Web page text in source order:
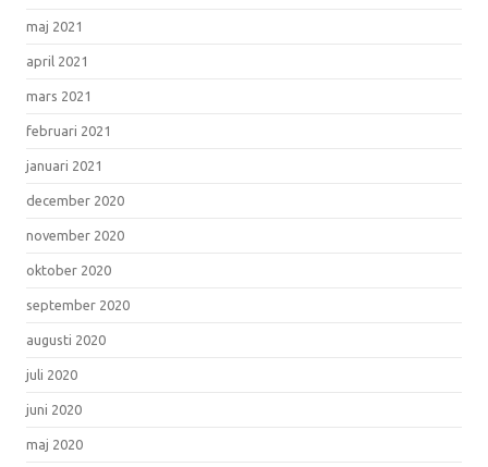
maj 2021
april 2021
mars 2021
februari 2021
januari 2021
december 2020
november 2020
oktober 2020
september 2020
augusti 2020
juli 2020
juni 2020
maj 2020